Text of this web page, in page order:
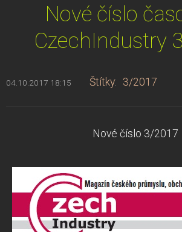
Nové číslo
CzechIndustry
04.10.2017 18:15 Štítky: 3/2017
Nové číslo 3/2017